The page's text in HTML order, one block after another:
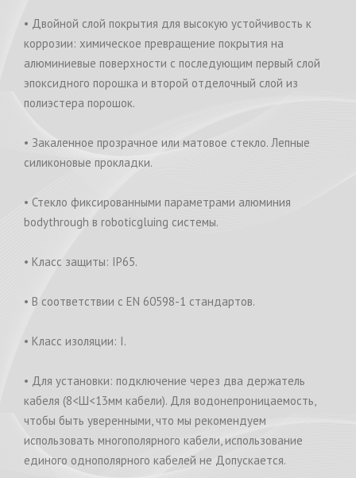
• Двойной слой покрытия для высокую устойчивость к
коррозии: химическое превращение покрытия на
алюминиевые поверхности с последующим первый слой
эпоксидного порошка и второй отделочный слой из
полиэстера порошок.
• Закаленное прозрачное или матовое стекло. Лепные
силиконовые прокладки.
• Стекло фиксированными параметрами алюминия
bodythrough в roboticgluing системы.
• Класс защиты: IP65.
• В соответствии с EN 60598-1 стандартов.
• Класс изоляции: I.
• Для установки: подключение через два держатель
кабеля (8<Ш<13мм кабели). Для водонепроницаемость,
чтобы быть уверенными, что мы рекомендуем
использовать многополярного кабели, использование
единого однополярного кабелей не Допускается.